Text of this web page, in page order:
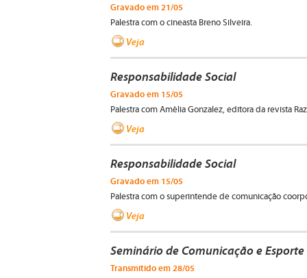
Gravado em 21/05
Palestra com o cineasta Breno Silveira.
Veja
Responsabilidade Social
Gravado em 15/05
Palestra com Amélia Gonzalez, editora da revista
Veja
Responsabilidade Social
Gravado em 15/05
Palestra com o superintende de comunicação
Veja
Seminário de Comunicação e
Transmitido em 28/05